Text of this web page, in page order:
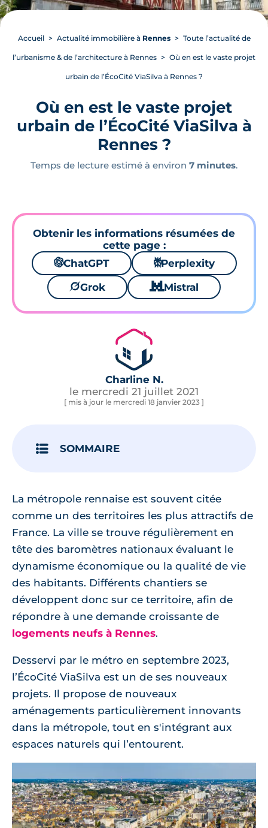
Accueil Actualité immobilière à Rennes Toute l’actualité de
l’urbanisme & de l’architecture à Rennes Où en est le vaste projet
urbain de l’ÉcoCité ViaSilva à Rennes ?
Où en est le vaste projet
urbain de l’ÉcoCité ViaSilva à
Rennes ?
Temps de lecture estimé à environ 7 minutes.
Obtenir les informations résumées de
cette page :
🌌ChatGPT ⚙Perplexity
🪐Grok 🐱 Mistral
Charline N.
le mercredi 21 juillet 2021
[ mis à jour le mercredi 18 janvier 2023 ]
SOMMAIRE
La métropole rennaise est souvent citée
comme un des territoires les plus attractifs de
France. La ville se trouve régulièrement en
tête des baromètres nationaux évaluant le
dynamisme économique ou la qualité de vie
des habitants. Différents chantiers se
développent donc sur ce territoire, afin de
répondre à une demande croissante de
logements neufs à Rennes.
Desservi par le métro en septembre 2023,
l’ÉcoCité ViaSilva est un de ses nouveaux
projets. Il propose de nouveaux
aménagements particulièrement innovants
dans la métropole, tout en s'intégrant aux
espaces naturels qui l’entourent.